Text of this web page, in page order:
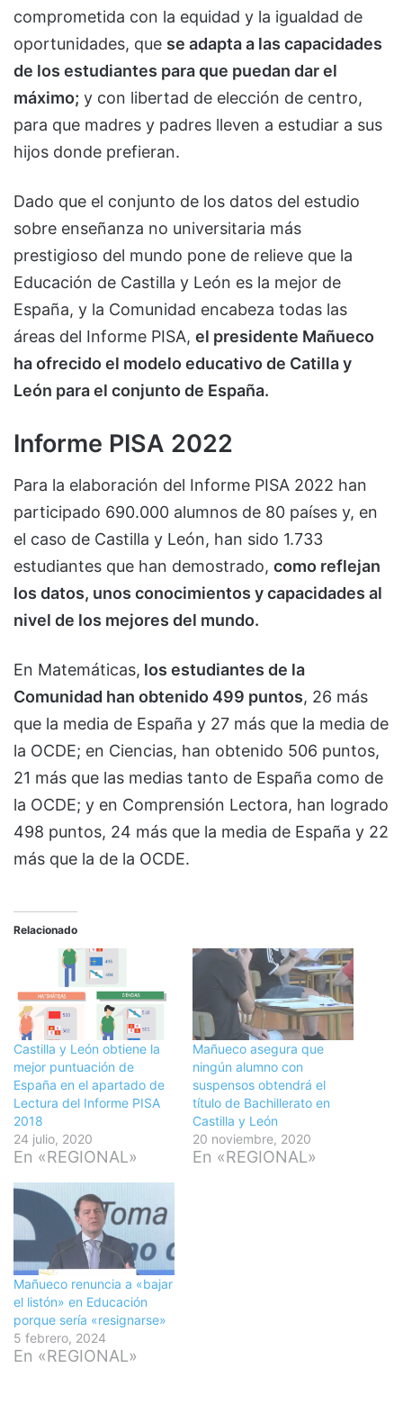
comprometida con la equidad y la igualdad de
oportunidades, que se adapta a las capacidades
de los estudiantes para que puedan dar el
máximo; y con libertad de elección de centro,
para que madres y padres lleven a estudiar a sus
hijos donde prefieran.
Dado que el conjunto de los datos del estudio
sobre enseñanza no universitaria más
prestigioso del mundo pone de relieve que la
Educación de Castilla y León es la mejor de
España, y la Comunidad encabeza todas las
áreas del Informe PISA, el presidente Mañueco
ha ofrecido el modelo educativo de Catilla y
León para el conjunto de España.
Informe PISA 2022
Para la elaboración del Informe PISA 2022 han
participado 690.000 alumnos de 80 países y, en
el caso de Castilla y León, han sido 1.733
estudiantes que han demostrado, como reflejan
los datos, unos conocimientos y capacidades al
nivel de los mejores del mundo.
En Matemáticas, los estudiantes de la
Comunidad han obtenido 499 puntos, 26 más
que la media de España y 27 más que la media de
la OCDE; en Ciencias, han obtenido 506 puntos,
21 más que las medias tanto de España como de
la OCDE; y en Comprensión Lectora, han logrado
498 puntos, 24 más que la media de España y 22
más que la de la OCDE.
Relacionado
Castilla y León obtiene la
mejor puntuación de
España en el apartado de
Lectura del Informe PISA
2018
24 julio, 2020
En «REGIONAL»
Mañueco asegura que
ningún alumno con
suspensos obtendrá el
título de Bachillerato en
Castilla y León
20 noviembre, 2020
En «REGIONAL»
Mañueco renuncia a «bajar
el listón» en Educación
porque sería «resignarse»
5 febrero, 2024
En «REGIONAL»